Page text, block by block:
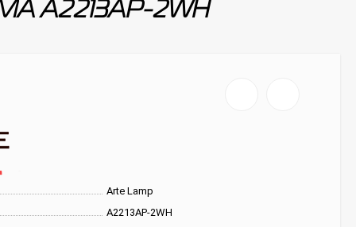
A2213AP-2WH
Arte Lamp
A2213AP-2WH